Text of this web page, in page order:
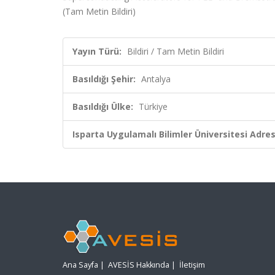
(Tam Metin Bildiri)
Yayın Türü: Bildiri / Tam Metin Bildiri
Basıldığı Şehir: Antalya
Basıldığı Ülke: Türkiye
Isparta Uygulamalı Bilimler Üniversitesi
Ana Sayfa | AVESİS Hakkında | İletişim